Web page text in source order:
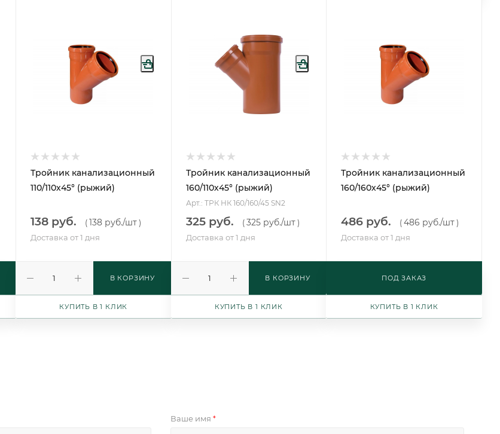
Тройник канализационный
110/110х45° (рыжий)
138 руб. (138 руб./шт )
Доставка от 1 дня
В КОРЗИНУ
КУПИТЬ В 1 КЛИК
Тройник канализационный
160/110х45° (рыжий)
Арт.: ТРК НК 160/160/45 SN2
325 руб. (325 руб./шт )
Доставка от 1 дня
В КОРЗИНУ
КУПИТЬ В 1 КЛИК
Тройник канализационный
160/160х45° (рыжий)
486 руб. (486 руб./шт )
Доставка от 1 дня
ПОД ЗАКАЗ
КУПИТЬ В 1 КЛИК
Ваше имя *